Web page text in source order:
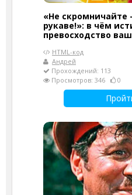
«Не скромничайте
рукаве!»: в чём
превосходство
HTML-код
Андрей
Прохождений: 113
Просмотров: 346
0